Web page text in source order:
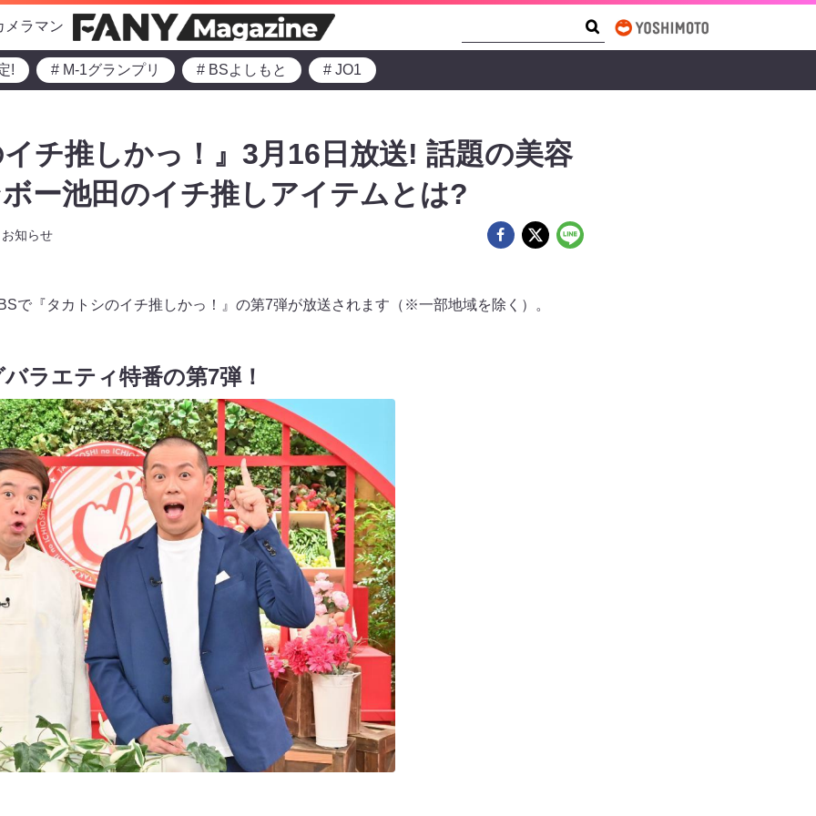
メラマン
! # M-1グランプリ # BSよしもと # JO1
チ推しかっ！』3月16日放送! 話題の美容
ー池田のイチ推しアイテムとは?
お知らせ
で『タカトシのイチ推しかっ！』の第7弾が放送されます（※一部地域を除く）。
ラエティ特番の第7弾！